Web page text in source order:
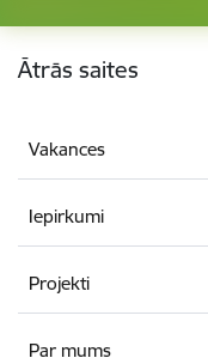
Kājene
Ātrās saites
Vakances
Iepirkumi
Projekti
Par mums